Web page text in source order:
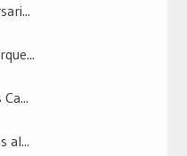
al...